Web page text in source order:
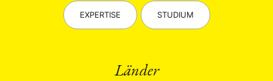
EXPERTISE STUDIUM
Länder